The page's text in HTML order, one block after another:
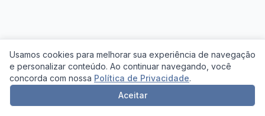
Usamos cookies para melhorar sua experiência de navegação
e personalizar conteúdo. Ao continuar navegando, você
concorda com nossa Política de Privacidade.
Aceitar